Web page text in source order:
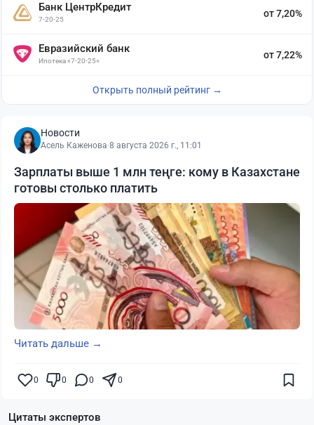
Банк ЦентрКредит
7-20-25
от 7,20%
Евразийский банк
Ипотека «7-20-25»
от 7,22%
Открыть полный рейтинг →
Новости
Асель Каженова·8 августа 2026 г., 11:01
Зарплаты выше 1 млн теңге: кому в Казахстане
готовы столько платить
Читать дальше →
0 0 0 0
Цитаты экспертов